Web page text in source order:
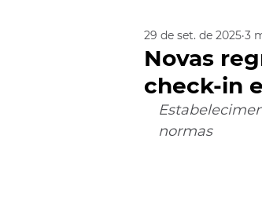
Novas
check-in
29 de set. de 2025 3
normas